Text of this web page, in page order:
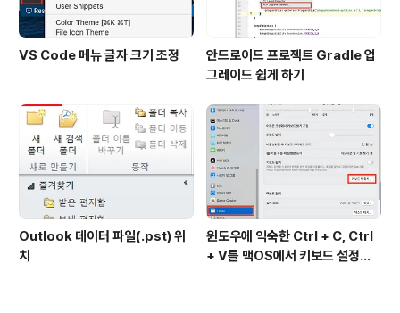
VS Code 메뉴 글자 크기 조정
안드로이드 프로젝트 Gradle 업
그레이드 쉽게 하기
Outlook 데이터 파일(.pst) 위
치
윈도우에 익숙한 Ctrl + C, Ctrl
+ V를 맥OS에서 키보드 설정하